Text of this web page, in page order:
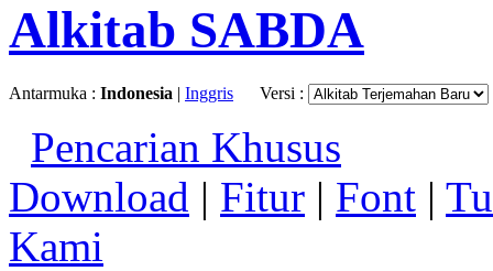
Alkitab SABDA
Antarmuka : Indonesia | Inggris Versi :
Pencarian Khusus
Download | Fitur | Font |
Kami